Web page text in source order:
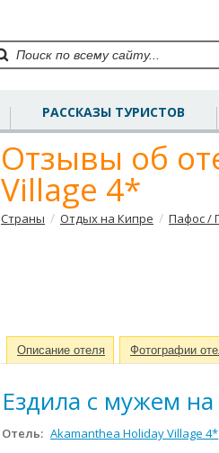
РАССКАЗЫ ТУРИСТОВ
Отзывы об
Village 4*
Страны / Отдых на Кипре / Пафос /
Описание отеля Фотографии
Ездила с мужем
Отель: Akamanthea Holiday Village 4*